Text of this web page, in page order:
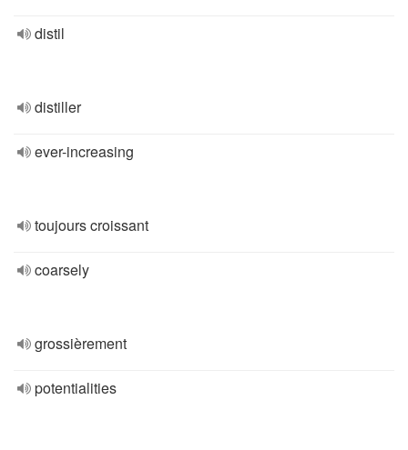
distil
distiller
ever-increasing
toujours croissant
coarsely
grossièrement
potentialities